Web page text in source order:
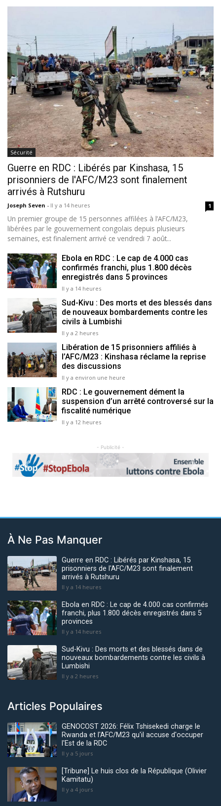
Sécurité
Guerre en RDC : Libérés par Kinshasa, 15
prisonniers de l'AFC/M23 sont finalement
arrivés à Rutshuru
Joseph Seven - Il y a 14 heures 1
Un premier groupe de 15 personnes affilées à l’AFC/M23,
libérées par le gouvernement congolais depuis plusieurs
semaines, est finalement arrivé ce vendredi 7 août...
Ebola en RDC : Le cap de 4.000 cas
confirmés franchi, plus 1.800 décès
enregistrés dans 5 provinces
Il y a 14 heures
Sud-Kivu : Des morts et des blessés dans
de nouveaux bombardements contre les
civils à Lumbishi
Il y a 2 heures
Libération de 15 prisonniers affiliés à
l’AFC/M23 : Kinshasa réclame la reprise
des discussions
Il y a environ une heure
RDC : Le gouvernement dément la
suspension d’un arrêté controversé sur la
fiscalité numérique
Il y a 12 heures
- Publicité -
Previous Next
À Ne Pas Manquer
Guerre en RDC : Libérés par Kinshasa, 15
prisonniers de l'AFC/M23 sont finalement
arrivés à Rutshuru
Il y a 14 heures
Ebola en RDC : Le cap de 4.000 cas confirmés
franchi, plus 1.800 décès enregistrés dans 5
provinces
Il y a 14 heures
Sud-Kivu : Des morts et des blessés dans de
nouveaux bombardements contre les civils à
Lumbishi
Il y a 2 heures
Articles Populaires
GENOCOST 2026: Félix Tshisekedi charge le
Rwanda et l'AFC/M23 qu'il accuse d'occuper
l'Est de la RDC
Il y a 5 jours
[Tribune] Le huis clos de la République (Olivier
Kamitatu)
Il y a 4 jours